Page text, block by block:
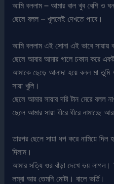
আমি বললাম – আমার বাল খুব বেশি ও
ছেলে বলল – খুললেই দেখতে পাবে।
আমি বললাম এই সোনা এই ভাবে সায়ায়
ছেলে আবার আমার গালে চকাম করে
আমাকে ছেড়ে আলাদা হয়ে বলল মা
সায়া খুলি।
ছেলে আমার সায়ার দরি টান মেরে বলল
ছেলে আমার সায়া ধীরে ধীরে নামাচ্ছে
তারপর ছেলে সায়া ধপ করে নামিয়ে
দিলাম।
আমার সত্যি ওর বাঁড়া দেখে ভয় লাগল।
লম্বা আর তেমনি মোটা। বালে ভর্তি।